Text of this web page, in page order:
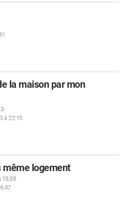
la maison par mon
à 22:15
même logement
15:35